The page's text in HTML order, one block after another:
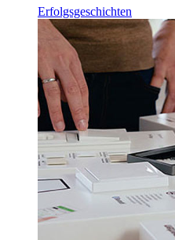
Erfolgsgeschichten